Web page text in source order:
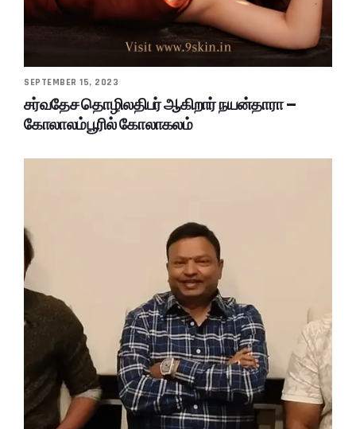
SEPTEMBER 15, 2023
சர்வதேச தொழிலதிபர் ஆகிறார் நயன்தாரா –
கோலாலம்பூரில் கோலாகலம்